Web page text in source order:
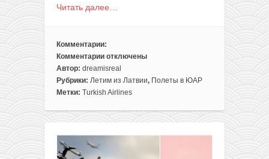
Читать далее…
Комментарии:
Комментарии
к
записи
Turkish
авиабилеты
Латвии
в
отключены
Автор: dreamisreal
Рубрики: Летим из Латвии, Полеты в ЮАР
Метки: Turkish Airlines